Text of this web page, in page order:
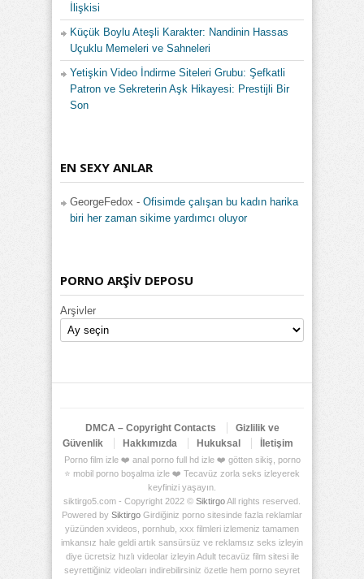
İlişkisi
Küçük Boylu Ateşli Karakter: Nandinin Hassas
Uçuklu Memeleri ve Sahneleri
Yetişkin Video İndirme Siteleri Grubu: Şefkatli
Patron ve Sekreterin Aşk Hikayesi: Prestijli Bir
Son
EN SEXY ANLAR
GeorgeFedox - Ofisimde çalışan bu kadın harika
biri her zaman sikime yardımcı oluyor
PORNO ARŞİV DEPOSU
Arşivler
DMCA – Copyright Contacts
Gizlilik ve
Güvenlik
Hakkımızda Hukuksal İletişim
Porno film izle ❤️ anal porno full hd izle ❤️ götten sikiş, porno
⭐ mobil porno boşalma izle ❤️ Tecavüz zorla seks izleyerek
keyfinizi yaşayın.
siktirgo5.com - Copyright 2022 © SiktirgoAll rights reserved.
Powered by Siktirgo Girdiğiniz porno sitesinde fazla reklamlar
yüzünden xvideos, pornhub, xxx filmleri izlemeniz tamamen
imkansız hale geldi artık sansürsüz ve reklamsız seks izleyin
diye ücretsiz hızlı videolar izleyin Adult tecavüz film sitesi ile
seyrettiğiniz videoları indirebilirsiniz özetle hem porno seyret